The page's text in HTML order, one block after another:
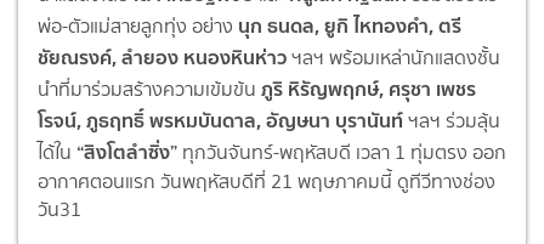
พ่อ-ตัวแม่สายลูกทุ่ง อย่าง นุก ธนดล, ยูกิ ไหทองคำ, ตรี
ชัยณรงค์, ลำยอง หนองหินห่าวฯลฯ พร้อมเหล่านักแสดงชั้น
นำที่มาร่วมสร้างความเข้มข้น ภูริ หิรัญพฤกษ์, ศรุชา เพชร
โรจน์, ภูธฤทธิ์ พรหมบันดาล, อัญษนา บุรานันท์ฯลฯ ร่วมลุ้น
ได้ใน “สิงโตลำซิ่ง” ทุกวันจันทร์-พฤหัสบดี เวลา 1 ทุ่มตรง ออก
อากาศตอนแรก วันพฤหัสบดีที่ 21 พฤษภาคมนี้ ดูทีวีทางช่อง
วัน31